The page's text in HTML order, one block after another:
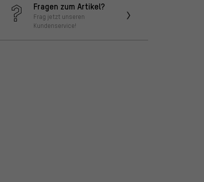
Fragen zum Artikel?
Frag jetzt unseren
Kundenservice!